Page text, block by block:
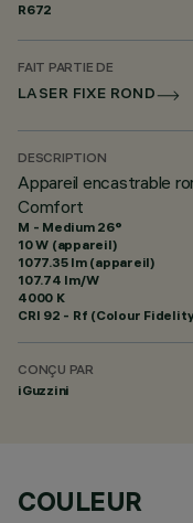
R672
FAIT PARTIE DE
LASER FIXE ROND
DESCRIPTION
Appareil encastrable
Comfort
M - Medium 26°
10 W (appareil)
1077.35 lm (appareil)
107.74 lm/W
4000 K
CRI 92 - Rf (Colour
CONÇU PAR
iGuzzini
COULEUR